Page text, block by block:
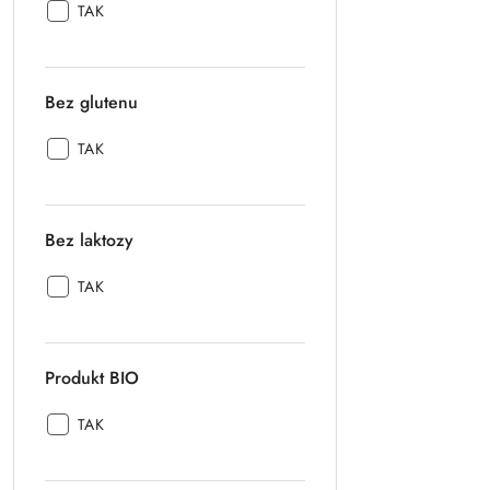
Produkt
TAK
Bez glutenu
Bez
TAK
Bez laktozy
Bez
TAK
Produkt BIO
Produkt
TAK